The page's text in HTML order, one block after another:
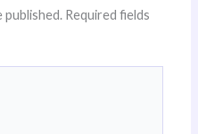
published. Required fields